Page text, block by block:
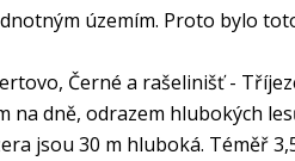
územím. Proto bylo
Černé a rašelinišť -
na dně, odrazem hlubokých
jsou 30 m hluboká. Téměř